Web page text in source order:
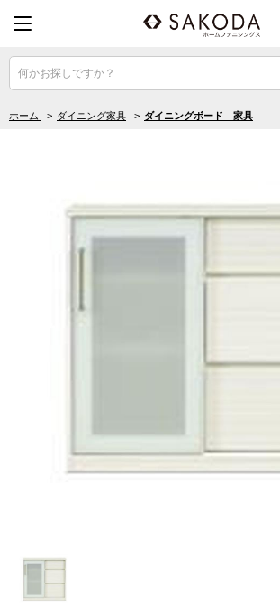
何かお探しですか？
ホーム > ダイニング家具 > ダイニングボード 家具